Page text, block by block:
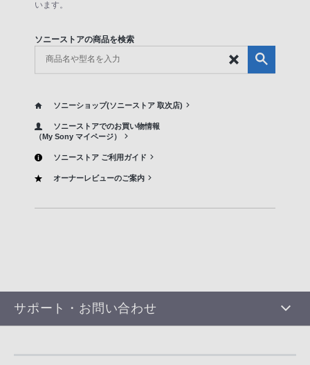
います。
ソニーストアの商品を検索
ソニーショップ(ソニーストア 取次店)
ソニーストアでのお買い物情報
（My Sony マイページ）
ソニーストア ご利用ガイド
オーナーレビューのご案内
サポート・お問い合わせ